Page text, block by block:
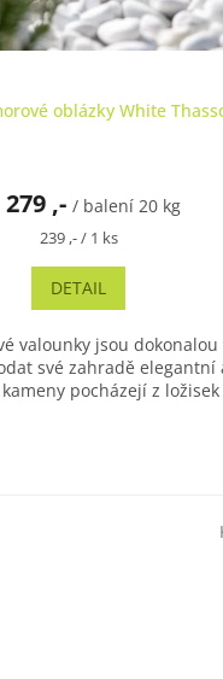
oblázky White
279 ,- / balení 20 kg
Měrná
239 ,- / 1 ks
DETAIL
valounky jsou
své zahradě elegantní
pocházejí z